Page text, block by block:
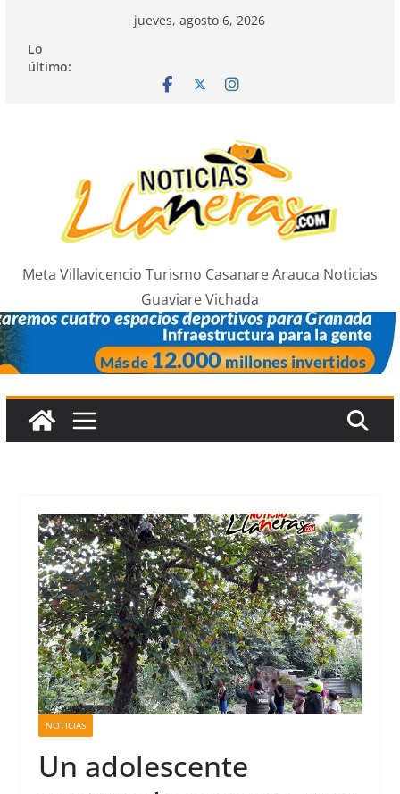
contenido
jueves, agosto 6, 2026
Lo
último:
Meta Villavicencio Turismo Casanare Arauca Noticias
Guaviare Vichada
NOTICIAS
Un adolescente